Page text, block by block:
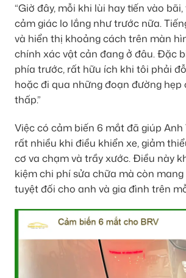
“Giờ đây, mỗi khi lùi hay tiến vào
cảm giác lo lắng như trước nữa.
và hiển thị khoảng cách trên màn
chính xác vật cản đang ở đâu. Đặc
phía trước, rất hữu ích khi tôi phải
hoặc đi qua những đoạn đường hẹp
thấp.”
Việc có cảm biến 6 mắt đã giúp
rất nhiều khi điều khiển xe, giảm
cơ va chạm và trầy xước. Điều này
kiệm chi phí sửa chữa mà còn
tuyệt đối cho anh và gia đình trên